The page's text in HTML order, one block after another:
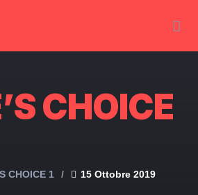
CHOICE
CHOICE 1 15 Ottobre 2019